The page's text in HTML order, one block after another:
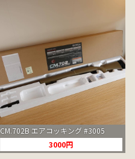
CM.702B エアコッキング #3005
3000円